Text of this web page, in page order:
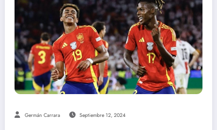
Germán Carrara Septiembre 12, 2024